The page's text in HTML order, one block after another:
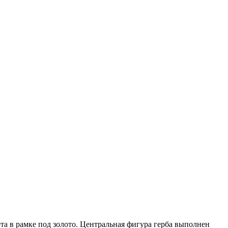
в рамке под золото. Центральная фигура герба выполнен